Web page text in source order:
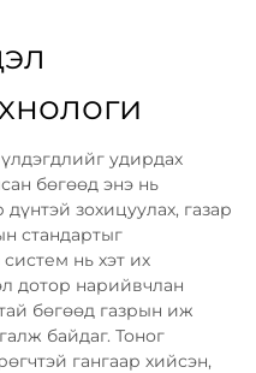
удирдах
бөгөөд энэ нь
зохицуулах, газар
стандартыг
нь хэт их
дотор нарийвчлан
бөгөөд газрын иж
байдаг. Тоног
гангаар хийсэн,